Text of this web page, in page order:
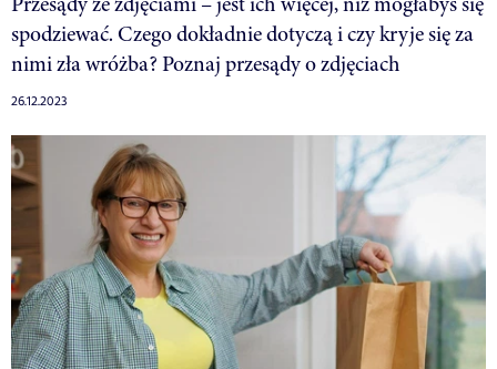
spodziewać. Czego dokładnie dotyczą i czy kryje się za
nimi zła wróżba? Poznaj przesądy o zdjęciach
26.12.2023